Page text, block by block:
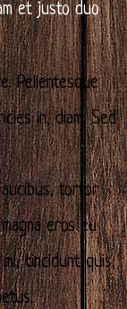
et justo duo
Pellentesque
in, diam. Sed
tortor
eros eu
tincidunt quis,